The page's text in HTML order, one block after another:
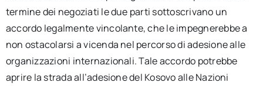
termine dei negoziati le due parti sottoscrivano un
accordo legalmente vincolante, che le impegnerebbe a
non ostacolarsi a vicenda nel percorso di adesione alle
organizzazioni internazionali. Tale accordo potrebbe
aprire la strada all’adesione del Kosovo alle Nazioni